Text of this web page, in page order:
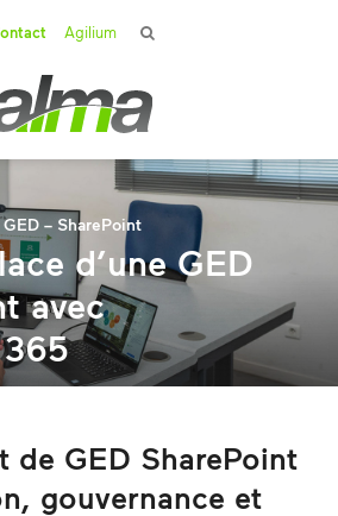
Agilium
– SharePoint
d’une GED
avec
de GED SharePoint
gouvernance et